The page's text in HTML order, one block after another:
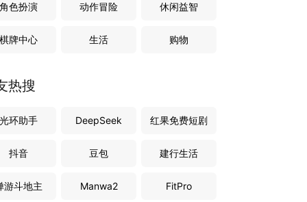
角色扮演 动作冒险 休闲益智
棋牌中心 生活 购物
热搜
光环助手 DeepSeek 红果免费短剧
抖音 豆包 建行生活
游斗地主 Manwa2 FitPro